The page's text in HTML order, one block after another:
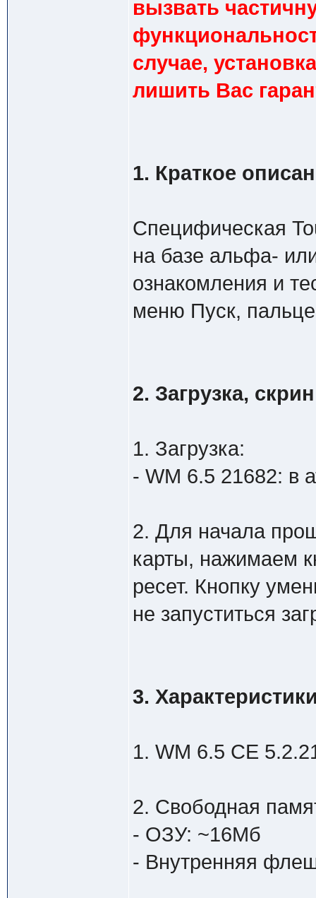
вызвать
случае,
лишить Вас
1. Краткое
Специфическая
на базе альфа-
ознакомления и
меню Пуск,
2. Загрузка,
1. Загрузка:
- WM 6.5 21682: в
2. Для начала
карты, нажимаем
ресет. Кнопку
не запуститься
3.
1. WM 6.5 CE
2. Свободная
- ОЗУ: ~16Мб
- Внутренняя